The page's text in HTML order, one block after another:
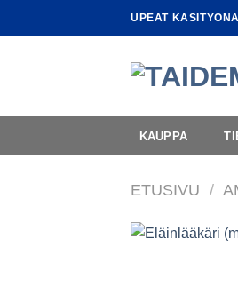
to
UPEAT
KAUPPA
ETUSIVU /